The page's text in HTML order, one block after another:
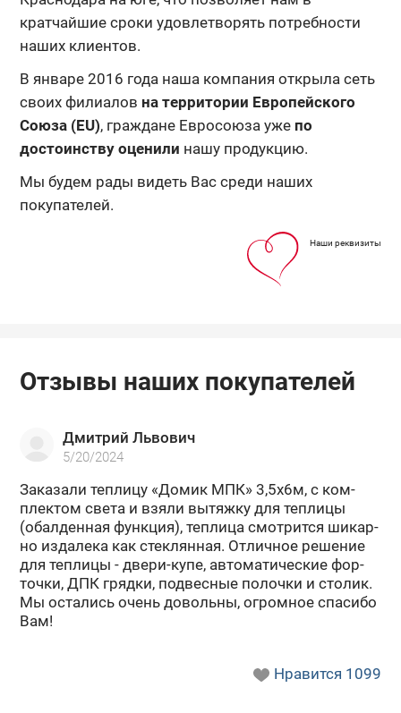
кратчайшие сроки удовлетворять потребности
наших клиентов.
В январе 2016 года наша компания открыла сеть
своих филиалов на территории Европейского
Союза (EU), граждане Евросоюза уже по
достоинству оценили нашу продукцию.
Мы будем рады видеть Вас среди наших
покупателей.
Наши реквизиты
Отзывы наших покупателей
Дмитрий Львович
5/20/2024
За­ка­за­ли теп­ли­цу «Домик МПК» 3,5х6м, с ком­
плек­том света и взяли вы­тяж­ку для теп­ли­цы
(обал­ден­ная функ­ция), теп­ли­ца смот­рит­ся ши­кар­
но из­да­ле­ка как стек­лян­ная. От­лич­ное ре­ше­ние
для теп­ли­цы - двери-​купе, ав­то­ма­ти­че­ские фор­
точ­ки, ДПК гряд­ки, под­вес­ные по­лоч­ки и сто­лик.
Мы оста­лись очень до­воль­ны, огром­ное спа­си­бо
Вам!
Нравится 1099